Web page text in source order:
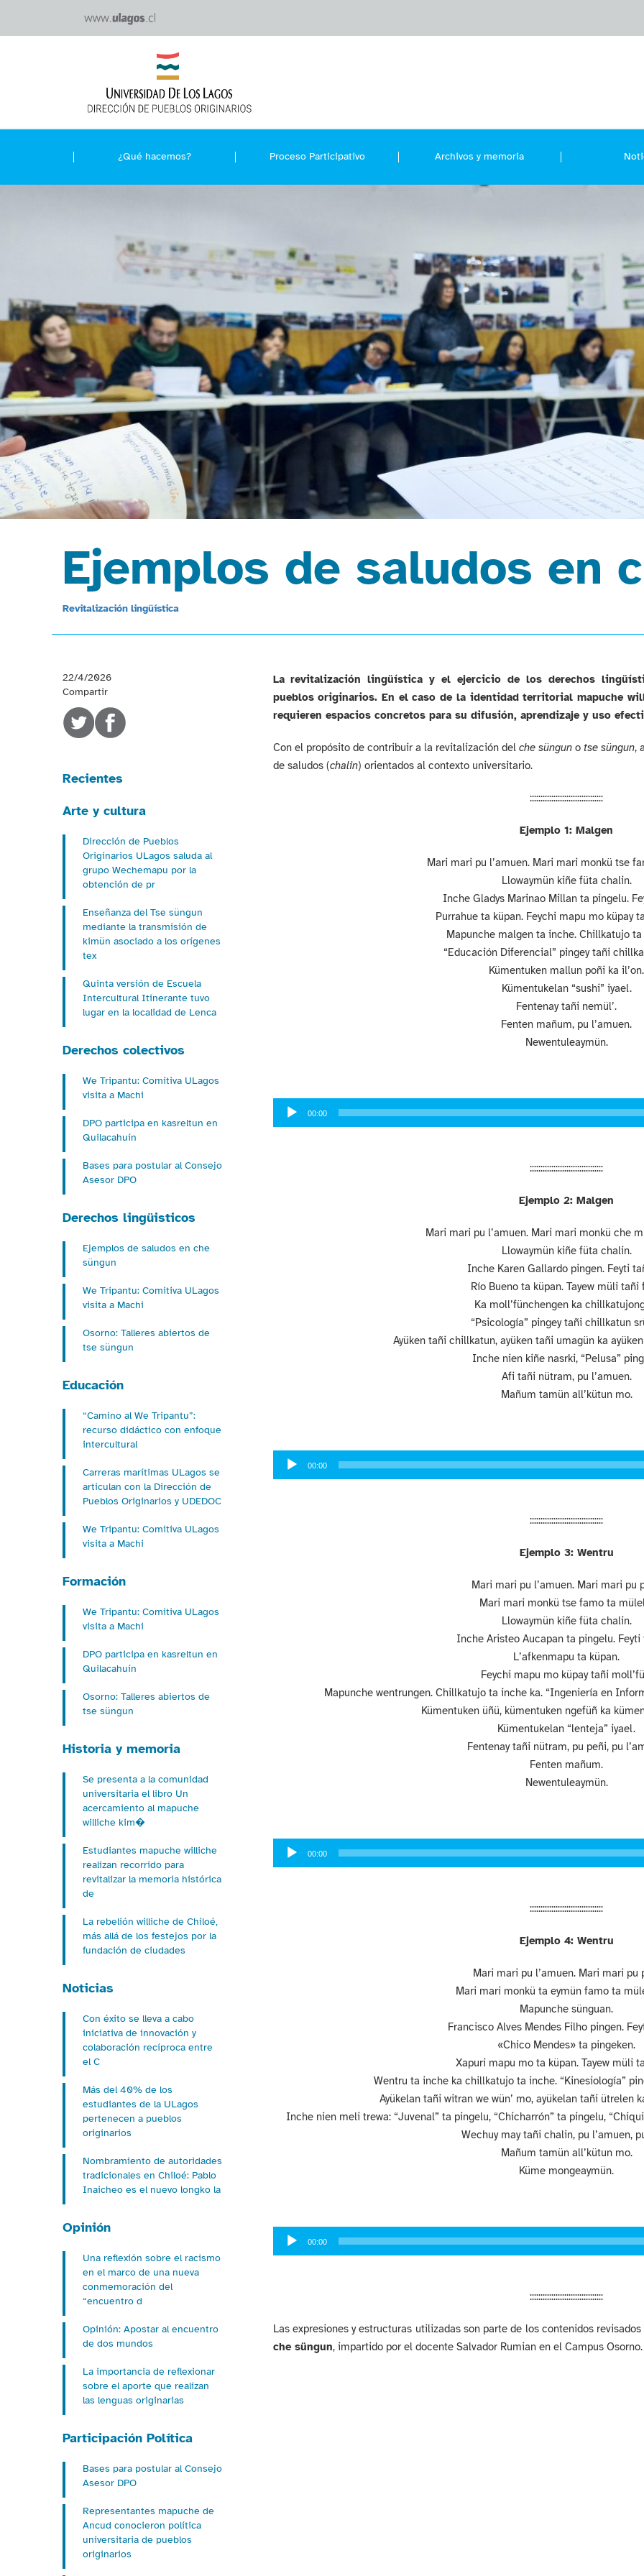
¿Qué hacemos? Proceso Participativo Archivos y memoria
Ejemplos de saludos en
Revitalización lingüística
22/4/2026
Compartir
Recientes
Arte y cultura
Dirección de Pueblos
Originarios ULagos saluda al
grupo Wechemapu por la
obtención de pr
Enseñanza del Tse süngun
mediante la transmisión de
kimün asociado a los orígenes
tex
Quinta versión de Escuela
Intercultural Itinerante tuvo
lugar en la localidad de Lenca
Derechos colectivos
We Tripantu: Comitiva ULagos
visita a Machi
DPO participa en kasreltun en
Quilacahuín
Bases para postular al Consejo
Asesor DPO
Derechos lingüisticos
Ejemplos de saludos en che
süngun
We Tripantu: Comitiva ULagos
visita a Machi
Osorno: Talleres abiertos de
tse süngun
Educación
“Camino al We Tripantu”:
recurso didáctico con enfoque
intercultural
Carreras marítimas ULagos se
articulan con la Dirección de
Pueblos Originarios y UDEDOC
We Tripantu: Comitiva ULagos
visita a Machi
Formación
We Tripantu: Comitiva ULagos
visita a Machi
DPO participa en kasreltun en
Quilacahuín
Osorno: Talleres abiertos de
tse süngun
Historia y memoria
Se presenta a la comunidad
universitaria el libro Un
acercamiento al mapuche
williche kim�
Estudiantes mapuche williche
realizan recorrido para
revitalizar la memoria histórica
de
La rebelión williche de Chiloé,
más allá de los festejos por la
fundación de ciudades
Noticias
Con éxito se lleva a cabo
iniciativa de innovación y
colaboración recíproca entre
el C
Más del 40% de los
estudiantes de la ULagos
pertenecen a pueblos
originarios
Nombramiento de autoridades
tradicionales en Chiloé: Pablo
Inaicheo es el nuevo longko la
Opinión
Una reflexión sobre el racismo
en el marco de una nueva
conmemoración del
“encuentro d
Opinión: Apostar al encuentro
de dos mundos
La importancia de reflexionar
sobre el aporte que realizan
las lenguas originarias
Participación Política
Bases para postular al Consejo
Asesor DPO
Representantes mapuche de
Ancud conocieron política
universitaria de pueblos
originarios
La revitalización lingüística y el ejercicio de los derechos
pueblos originarios. En el caso de la identidad territorial mapuche
requieren espacios concretos para su difusión, aprendizaje y uso
Con el propósito de contribuir a la revitalización del che sünguno tse süngun,
de saludos (chalin) orientados al contexto universitario.
::::::::::::::::::::::::::::::::::
Ejemplo 1: Malgen
Mari mari pu l’amuen. Mari mari monkü tse
Llowaymün kiñe füta chalin.
Inche Gladys Marinao Millan ta pingelu.
Purrahue ta küpan. Feychi mapu mo küpay
Mapunche malgen ta inche.Chillkatujo ta
“Educación Diferencial” pingey tañi
Kümentuken mallun poñi ka il’on.
Kümentukelan “sushi” iyael.
Fentenay tañi nemül’.
Fenten mañum, pu l’amuen.
Newentuleaymün.
Reproductor
00:00
::::::::::::::::::::::::::::::::::
Ejemplo 2: Malgen
Mari mari pu l’amuen. Mari mari monkü che
Llowaymün kiñe füta chalin.
Inche Karen Gallardo pingen. Feyti
Río Bueno ta küpan. Tayew müli tañi
Ka moll’fünchengen ka
“Psicología” pingey tañi chillkatun
Ayüken tañi chillkatun, ayüken tañi umagün ka
Inche nien kiñe nasrki, “Pelusa”
Afi tañi nütram, pu l’amuen.
Mañum tamün all’kütun mo.
Reproductor
00:00
::::::::::::::::::::::::::::::::::
Ejemplo 3: Wentru
Mari mari pu l’amuen. Mari mari pu
Mari mari monkü tse famo ta
Llowaymün kiñe füta chalin.
Inche Aristeo Aucapan ta pingelu. Feyti
L’afkenmapu ta küpan.
Feychi mapu mo küpay tañi
Mapunche wentrungen. Chillkatujo ta inche ka. “Ingeniería en
Kümentuken üñü, kümentuken ngefüñ ka
Kümentukelan “lenteja” iyael.
Fentenay tañi nütram, pu peñi, pu
Fenten mañum.
Newentuleaymün.
Reproductor
00:00
::::::::::::::::::::::::::::::::::
Ejemplo 4: Wentru
Mari mari pu l’amuen. Mari mari pu
Mari mari monkü ta eymün famo ta
Mapunche sünguan.
Francisco Alves Mendes Filho pingen.
«Chico Mendes» ta pingeken.
Xapuri mapu mo ta küpan. Tayew müli
Wentru ta inche ka chillkatujo ta inche. “Kinesiología”
Ayükelan tañi witran we wün’ mo, ayükelan tañi ütrelen
Inche nien meli trewa: “Juvenal” ta pingelu, “Chicharrón” ta pingelu,
Wechuy may tañi chalin, pu l’amuen,
Mañum tamün all’kütun mo.
Küme mongeaymün.
Reproductor
00:00
::::::::::::::::::::::::::::::::::
Las expresiones y estructuras utilizadas son parte de los contenidos
che süngun, impartido por el docente Salvador Rumian en el Campus Osorno.